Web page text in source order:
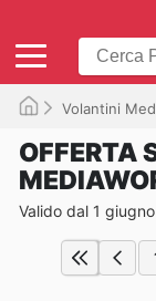
Volantini
OFFERTA
Valido dal 1